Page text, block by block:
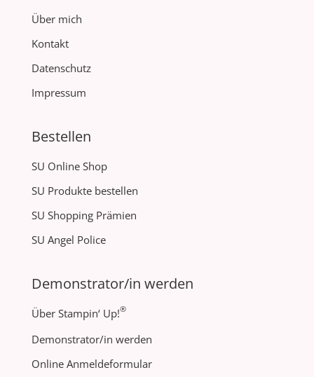
Über mich
Kontakt
Datenschutz
Impressum
Bestellen
SU Online Shop
SU Produkte bestellen
SU Shopping Prämien
SU Angel Police
Demonstrator/in werden
Über Stampin‘ Up!®
Demonstrator/in werden
Online Anmeldeformular